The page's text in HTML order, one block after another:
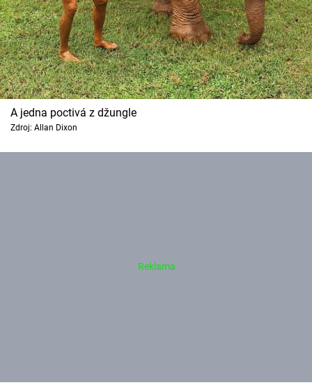
A jedna poctivá z džungle
Zdroj: Allan Dixon